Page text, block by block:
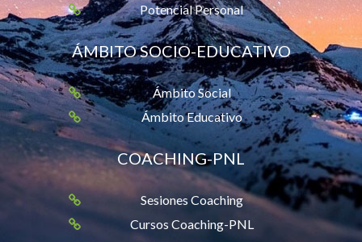
Potencial Personal
ÁMBITO SOCIO-EDUCATIVO
Ámbito Social
Ámbito Educativo
COACHING-PNL
Sesiones Coaching
Cursos Coaching-PNL